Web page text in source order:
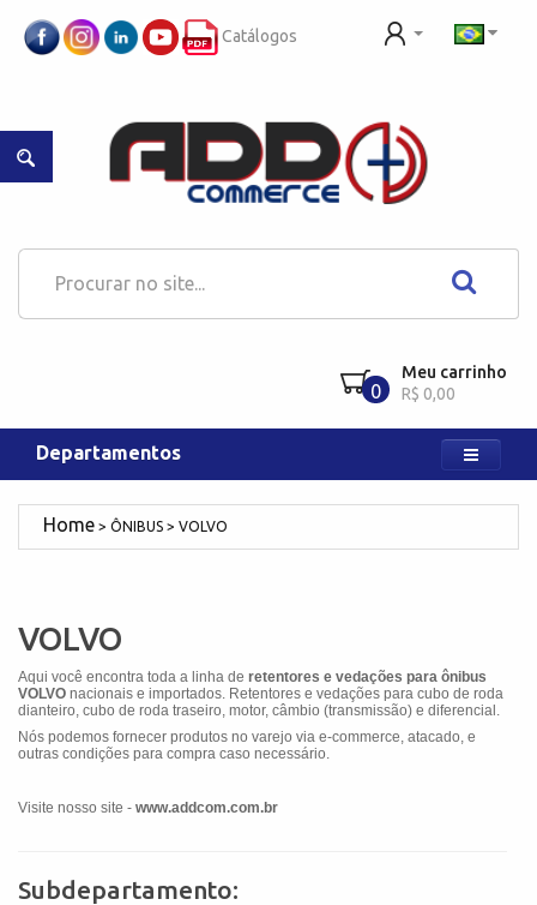
Catálogos
0
Meu carrinho
R$ 0,00
Departamentos
ÔNIBUS VOLVO
VOLVO
Aqui você encontra toda a linha de retentores e vedações para ônibus
VOLVO nacionais e importados. Retentores e vedações para cubo de roda
dianteiro, cubo de roda traseiro, motor, câmbio (transmissão) e diferencial.
Nós podemos fornecer produtos no varejo via e-commerce, atacado, e
outras condições para compra caso necessário.
Visite nosso site - www.addcom.com.br
Subdepartamento: